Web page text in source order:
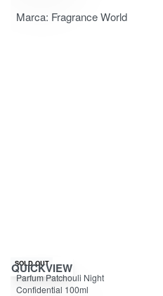
Marca: Fragrance World
SOLD OUT
QUICKVIEW
Evaluat la4.67din 5
Parfum Patchouli Night
Confidential 100ml